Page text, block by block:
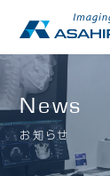
News お知らせ
News
お知らせ